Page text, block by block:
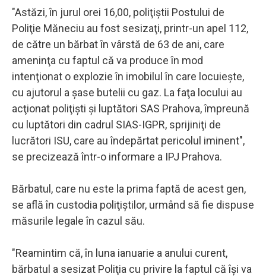
"Astăzi, în jurul orei 16,00, poliţiştii Postului de
Poliţie Măneciu au fost sesizaţi, printr-un apel 112,
de către un bărbat în vârstă de 63 de ani, care
ameninţa cu faptul că va produce în mod
intenţionat o explozie în imobilul în care locuieşte,
cu ajutorul a şase butelii cu gaz. La faţa locului au
acţionat poliţişti şi luptători SAS Prahova, împreună
cu luptători din cadrul SIAS-IGPR, sprijiniţi de
lucrători ISU, care au îndepărtat pericolul iminent",
se precizează într-o informare a IPJ Prahova.
Bărbatul, care nu este la prima faptă de acest gen,
se află în custodia poliţiştilor, urmând să fie dispuse
măsurile legale în cazul său.
"Reamintim că, în luna ianuarie a anului curent,
bărbatul a sesizat Poliţia cu privire la faptul că îşi va